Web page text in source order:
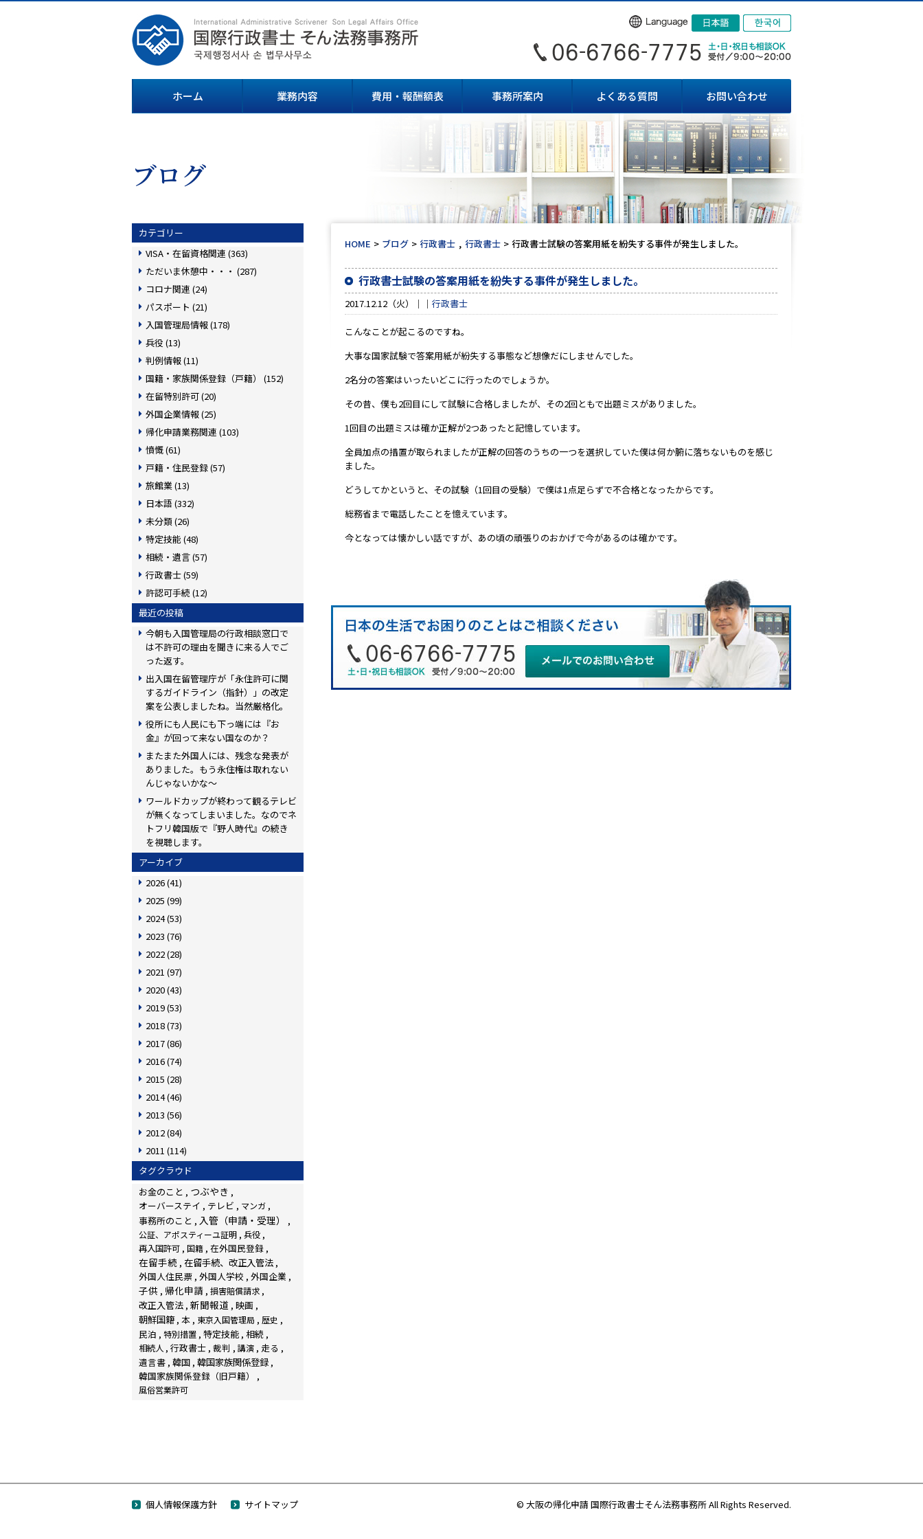
ホーム 業務内容 費用・報酬額表 事務所案内 よくある質問 お問い合わせ
ブログ
HOME ブログ 行政書士 行政書士 行政書士試験の答案用紙を紛失する事件が発生しました。
行政書士試験の答案用紙を紛失する事件が発生しました。
2017.12.12（火） 行政書士
こんなことが起こるのですね。
大事な国家試験で答案用紙が紛失する事態など想像だにしませんでした。
2名分の答案はいったいどこに行ったのでしょうか。
その昔、僕も2回目にして試験に合格しましたが、その2回ともで出題ミスがありました。
1回目の出題ミスは確か正解が2つあったと記憶しています。
全員加点の措置が取られましたが正解の回答のうちの一つを選択していた僕は何か腑に落ちないものを感じ
ました。
どうしてかというと、その試験（1回目の受験）で僕は1点足らずで不合格となったからです。
総務省まで電話したことを憶えています。
今となっては懐かしい話ですが、あの頃の頑張りのおかげで今があるのは確かです。
カテゴリー
VISA・在留資格関連 (363)
ただいま休憩中・・・ (287)
コロナ関連 (24)
パスポート (21)
入国管理局情報 (178)
兵役 (13)
判例情報 (11)
国籍・家族関係登録（戸籍） (152)
在留特別許可 (20)
外国企業情報 (25)
帰化申請業務関連 (103)
憤慨 (61)
戸籍・住民登録 (57)
旅館業 (13)
日本語 (332)
未分類 (26)
特定技能 (48)
相続・遺言 (57)
行政書士 (59)
許認可手続 (12)
最近の投稿
今朝も入国管理局の行政相談窓口で
は不許可の理由を聞きに来る人でご
った返す。
出入国在留管理庁が「永住許可に関
するガイドライン（指針）」の改定
案を公表しましたね。当然厳格化。
役所にも人民にも下っ端には『お
金』が回って来ない国なのか？
またまた外国人には、残念な発表が
ありました。もう永住権は取れない
んじゃないかな〜
ワールドカップが終わって観るテレビ
が無くなってしまいました。なのでネ
トフリ韓国版で『野人時代』の続き
を視聴します。
アーカイブ
2026(41)
2025 (99)
2024(53)
2023 (76)
2022(28)
2021 (97)
2020(43)
2019(53)
2018(73)
2017(86)
2016(74)
2015 (28)
2014(46)
2013 (56)
2012(84)
2011 (114)
タグクラウド
お金のこと
つぶやき
オーバーステイ テレビ マンガ
事務所のこと 入管（申請・受理）
公証、アポスティーユ証明 兵役
再入国許可 国籍 在外国民登録
在留手続 在留手続、改正入管法
外国人住民票 外国人学校 外国企業
子供 帰化申請 損害賠償請求
改正入管法 新聞報道 映画
朝鮮国籍 本 東京入国管理局 歴史
民泊 特別措置 特定技能 相続
相続人 行政書士 裁判 講演
走る
遺言書 韓国 韓国家族関係登録
韓国家族関係登録（旧戸籍）
風俗営業許可
個人情報保護方針 サイトマップ © 大阪の帰化申請 国際行政書士そん法務事務所All Rights Reserved.